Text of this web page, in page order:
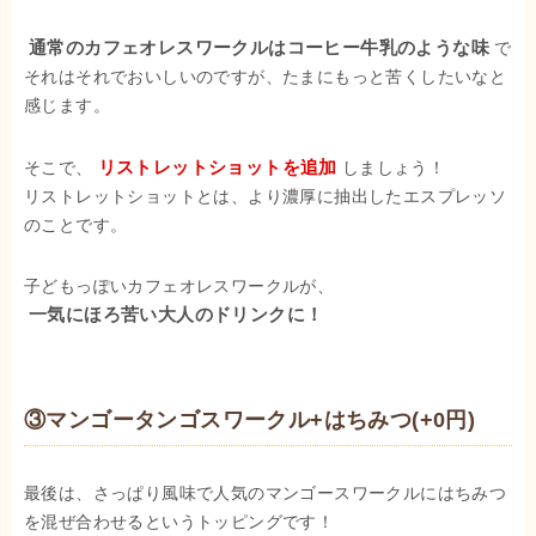
通常のカフェオレスワークルはコーヒー牛乳のような味 で
それはそれでおいしいのですが、たまにもっと苦くしたいなと
感じます。
そこで、 リストレットショットを追加 しましょう！
リストレットショットとは、より濃厚に抽出したエスプレッソ
のことです。
子どもっぽいカフェオレスワークルが、
一気にほろ苦い大人のドリンクに！
③マンゴータンゴスワークル+はちみつ(+0円)
最後は、さっぱり風味で人気のマンゴースワークルにはちみつ
を混ぜ合わせるというトッピングです！